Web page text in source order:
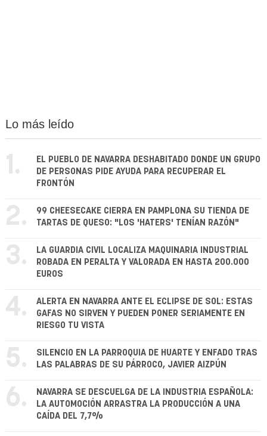
Lo más leído
1.
EL PUEBLO DE NAVARRA DESHABITADO DONDE UN GRUPO
DE PERSONAS PIDE AYUDA PARA RECUPERAR EL
FRONTÓN
2.
99 CHEESECAKE CIERRA EN PAMPLONA SU TIENDA DE
TARTAS DE QUESO: "LOS 'HATERS' TENÍAN RAZÓN"
3.
LA GUARDIA CIVIL LOCALIZA MAQUINARIA INDUSTRIAL
ROBADA EN PERALTA Y VALORADA EN HASTA 200.000
EUROS
4.
ALERTA EN NAVARRA ANTE EL ECLIPSE DE SOL: ESTAS
GAFAS NO SIRVEN Y PUEDEN PONER SERIAMENTE EN
RIESGO TU VISTA
5.
SILENCIO EN LA PARROQUIA DE HUARTE Y ENFADO TRAS
LAS PALABRAS DE SU PÁRROCO, JAVIER AIZPÚN
6.
NAVARRA SE DESCUELGA DE LA INDUSTRIA ESPAÑOLA:
LA AUTOMOCIÓN ARRASTRA LA PRODUCCIÓN A UNA
CAÍDA DEL 7,7%